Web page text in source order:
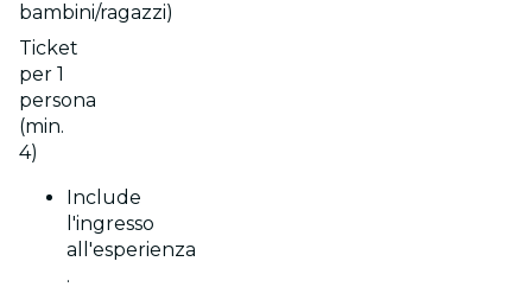
bambini/ragazzi)
Ticket
per 1
persona
(min.
4)
Include
l'ingresso
all'esperienza
.